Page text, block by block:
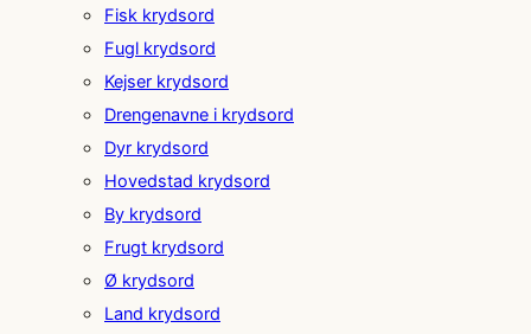
Fisk krydsord
Fugl krydsord
Kejser krydsord
Drengenavne i krydsord
Dyr krydsord
Hovedstad krydsord
By krydsord
Frugt krydsord
Ø krydsord
Land krydsord